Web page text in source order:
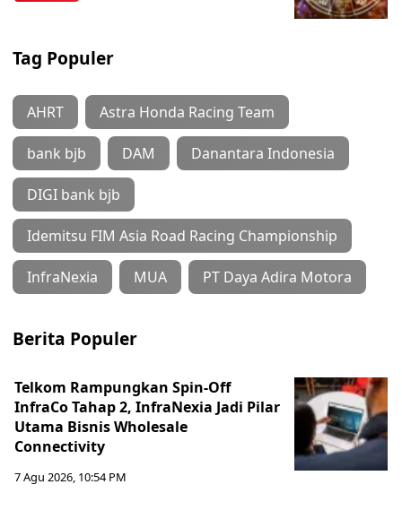
Tag Populer
AHRT Astra Honda Racing Team
bank bjb DAM Danantara Indonesia
DIGI bank bjb
Idemitsu FIM Asia Road Racing Championship
InfraNexia MUA PT Daya Adira Motora
Berita Populer
Telkom Rampungkan Spin-Off
InfraCo Tahap 2, InfraNexia Jadi Pilar
Utama Bisnis Wholesale
Connectivity
7 Agu 2026, 10:54 PM